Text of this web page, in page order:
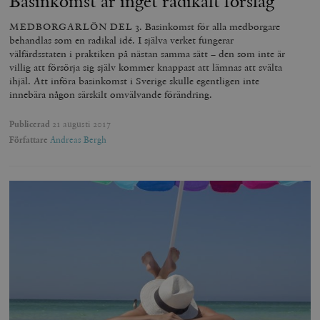
MEDBORGARLÖN DEL 3. Basinkomst för alla medborgare
behandlas som en radikal idé. I själva verket fungerar
välfärdsstaten i praktiken på nästan samma sätt – den som inte är
villig att försörja sig själv kommer knappast att lämnas att svälta
ihjäl. Att införa basinkomst i Sverige skulle egentligen inte
innebära någon särskilt omvälvande förändring.
Publicerad 21 augusti 2017
Författare Andreas Bergh
woocommerce_items_in_cart
Automattic
Inc.
timbro.se
wp_woocommerce_session_[abcdef0123456789]
{32}
.myfonts.net
_hjAbsoluteSessionInProgress